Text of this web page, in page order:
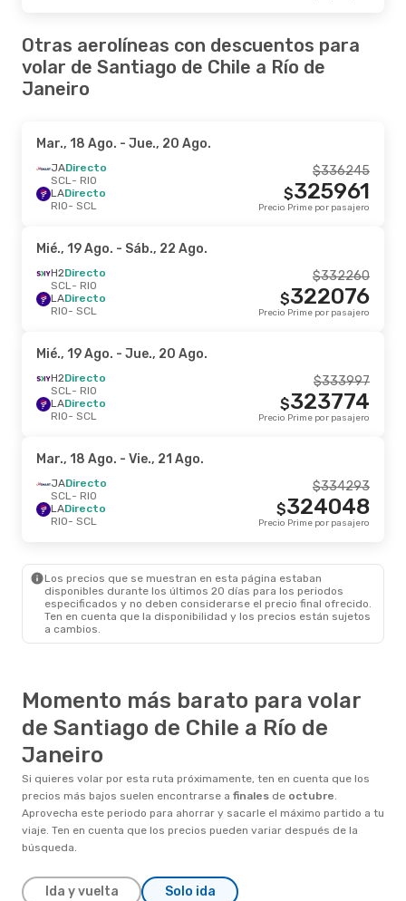
Otras aerolíneas con descuentos para
volar de Santiago de Chile a Río de
Janeiro
Mar., 18 Ago. - Jue., 20 Ago.
JADirecto
SCL- RIO
LADirecto
RIO- SCL
336245
$
325961
$
Precio Prime por pasajero
Mié., 19 Ago. - Sáb., 22 Ago.
H2Directo
SCL- RIO
LADirecto
RIO- SCL
332260
$
322076
$
Precio Prime por pasajero
Mié., 19 Ago. - Jue., 20 Ago.
H2Directo
SCL- RIO
LADirecto
RIO- SCL
333997
$
323774
$
Precio Prime por pasajero
Mar., 18 Ago. - Vie., 21 Ago.
JADirecto
SCL- RIO
LADirecto
RIO- SCL
334293
$
324048
$
Precio Prime por pasajero
Los precios que se muestran en esta página estaban
disponibles durante los últimos 20 días para los periodos
especificados y no deben considerarse el precio final ofrecido.
Ten en cuenta que la disponibilidad y los precios están sujetos
a cambios.
Momento más barato para volar
de Santiago de Chile a Río de
Janeiro
Si quieres volar por esta ruta próximamente, ten en cuenta que los
precios más bajos suelen encontrarse a finales de octubre.
Aprovecha este periodo para ahorrar y sacarle el máximo partido a tu
viaje. Ten en cuenta que los precios pueden variar después de la
búsqueda.
Ida y vuelta Solo ida